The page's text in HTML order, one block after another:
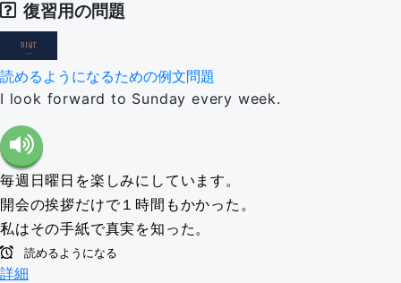
復習用の問題
読めるようになるための例文問題
I look forward to Sunday every week.
毎週日曜日を楽しみにしています。
開会の挨拶だけで１時間もかかった。
私はその手紙で真実を知った。
読めるようになる
詳細